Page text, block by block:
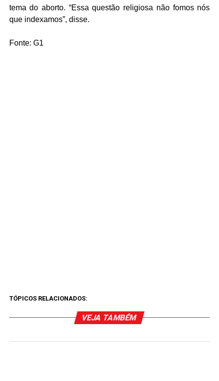
tema do aborto. “Essa questão religiosa não fomos nós
que indexamos”, disse.
Fonte: G1
TÓPICOS RELACIONADOS:
VEJA TAMBÉM